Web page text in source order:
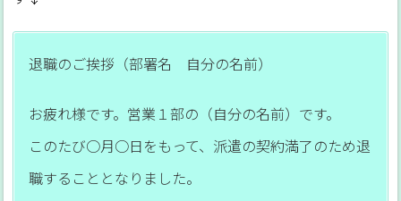
退職のご挨拶（部署名 自分の名前）
お疲れ様です。営業１部の（自分の名前）です。
このたび○月○日をもって、派遣の契約満了のため退
職することとなりました。